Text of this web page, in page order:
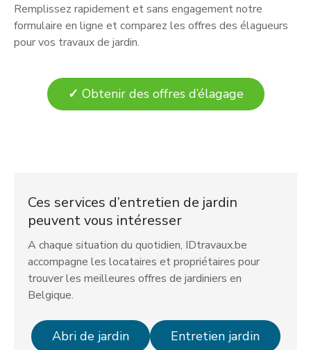
Remplissez rapidement et sans engagement notre
formulaire en ligne et comparez les offres des élagueurs
pour vos travaux de jardin.
✓ Obtenir des offres d’élagage
Ces services d’entretien de jardin
peuvent vous intéresser
A chaque situation du quotidien, IDtravaux.be
accompagne les locataires et propriétaires pour
trouver les meilleures offres de jardiniers en
Belgique.
Abri de jardin
Entretien jardin